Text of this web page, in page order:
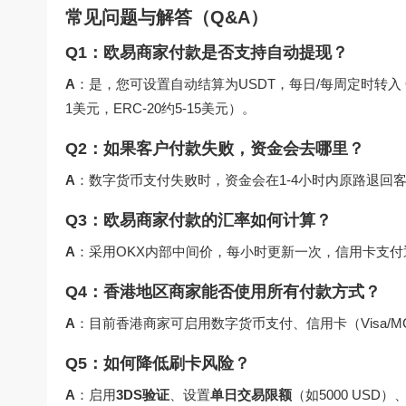
常见问题与解答（Q&A）
Q1：欧易商家付款是否支持自动提现？
A ：是，您可设置自动结算为USDT，每日/每周定时转入
1美元，ERC-20约5-15美元）。
Q2：如果客户付款失败，资金会去哪里？
A ：数字货币支付失败时，资金会在1-4小时内原路退回
Q3：欧易商家付款的汇率如何计算？
A ：采用OKX内部中间价，每小时更新一次，信用卡支
Q4：香港地区商家能否使用所有付款方式？
A ：目前香港商家可启用数字货币支付、信用卡（Visa/
Q5：如何降低刷卡风险？
A ：启用3DS验证 、设置单日交易限额 （如5000 USD）